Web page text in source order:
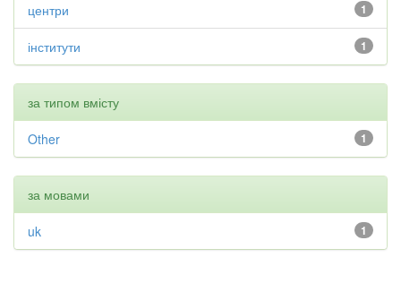
1
центри
1
інститути
за типом вмісту
1
Other
за мовами
1
uk